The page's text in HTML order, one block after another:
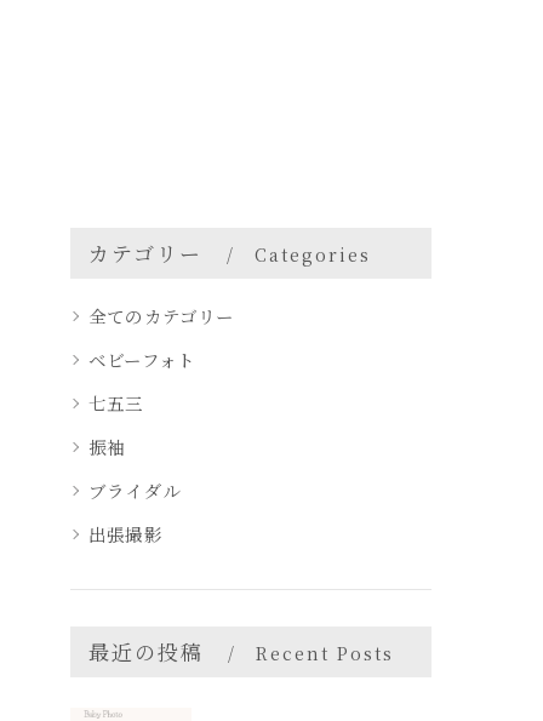
カテゴリー Categories
全てのカテゴリー
ベビーフォト
七五三
振袖
ブライダル
出張撮影
最近の投稿 Recent Posts